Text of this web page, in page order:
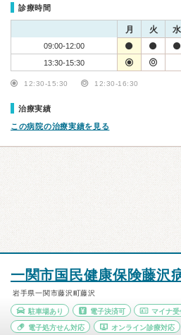
診療時間
月 火 水
09:00-12:00
13:30-15:30
12:30-15:30 12:30-16:30
治療実績
この病院の治療実績を見る
一関市国民健康保険藤沢
岩手県一関市藤沢町藤沢
駐車場あり 電子決済可 マイナ受
電子処方せん対応 オンライン診療対応